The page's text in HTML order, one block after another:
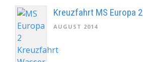
Kreuzfahrt MS Europa 2
AUGUST 2014